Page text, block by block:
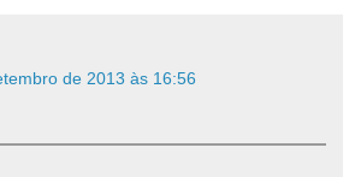
de 2013 às 16:56